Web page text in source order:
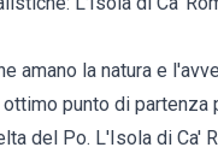
amano la natura e
punto di partenza
del Po. L'Isola di Ca'